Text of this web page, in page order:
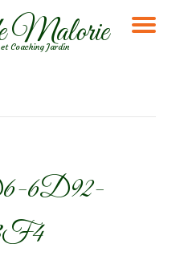
Malorie
Coaching Jardin
6D92-